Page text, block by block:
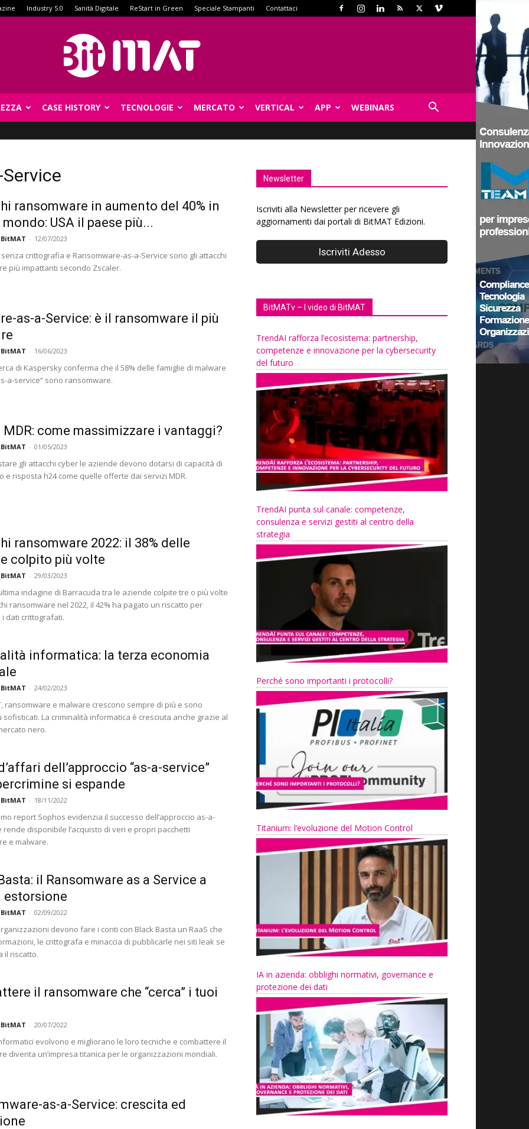
Industry 5.0 Sanità Digitale ReStart in Green Speciale Stampanti Contattaci
CASE HISTORY TECNOLOGIE MERCATO VERTICAL APP WEBINARS
ransomware in aumento del 40% in
USA il paese più...
- 12/07/2023
crittografia e Ransomware-as-a-Service sono gli attacchi
più impattanti secondo Zscaler.
as-a-Service: è il ransomware il più
- 16/06/2023
di Kaspersky conferma che il 58% delle famiglie di malware
a-service” sono ransomware.
MDR: come massimizzare i vantaggi?
- 01/05/2023
gli attacchi cyber le aziende devono dotarsi di capacità di
e risposta h24 come quelle offerte dai servizi MDR.
ransomware 2022: il 38% delle
colpito più volte
- 29/03/2023
indagine di Barracuda tra le aziende colpite tre o più volte
ransomware nel 2022, il 42% ha pagato un riscatto per
dati crittografati.
informatica: la terza economia
- 24/02/2023
ransomware e malware crescono sempre di più e sono
sofisticati. La criminalità informatica è cresciuta anche grazie al
nero.
dell’approccio “as-a-service”
si espande
- 18/11/2022
report Sophos evidenzia il successo dell’approccio as-a-
rende disponibile l’acquisto di veri e propri pacchetti
e malware.
il Ransomware as a Service a
estorsione
- 02/09/2022
devono fare i conti con Black Basta un RaaS che
le crittografa e minaccia di pubblicarle nei siti leak se
il riscatto.
il ransomware che “cerca” i tuoi
- 20/07/2022
evolvono e migliorano le loro tecniche e combattere il
diventa un’impresa titanica per le organizzazioni mondiali.
as-a-Service: crescita ed
Newsletter
Iscriviti alla Newsletter per ricevere gli
aggiornamenti dai portali di BitMAT Edizioni.
BitMATv – I video di BitMAT
TrendAI rafforza l’ecosistema: partnership,
competenze e innovazione per la cybersecurity
del futuro
TrendAI punta sul canale: competenze,
consulenza e servizi gestiti al centro della
strategia
Perché sono importanti i protocolli?
Titanium: l’evoluzione del Motion Control
IA in azienda: obblighi normativi, governance e
protezione dei dati